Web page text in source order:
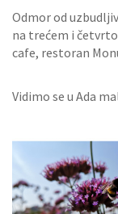
Odmor od
na trećem i
cafe, restoran
Vidimo se u Ada